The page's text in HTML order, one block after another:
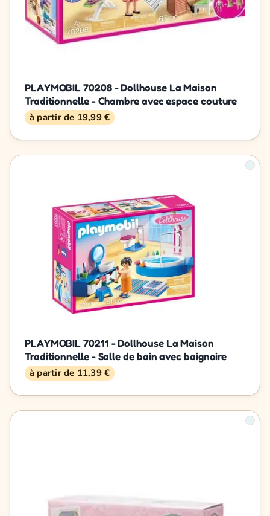
PLAYMOBIL 70208 - Dollhouse La Maison
Traditionnelle - Chambre avec espace couture
à partir de 19,99 €
PLAYMOBIL 70211 - Dollhouse La Maison
Traditionnelle - Salle de bain avec baignoire
à partir de 11,39 €